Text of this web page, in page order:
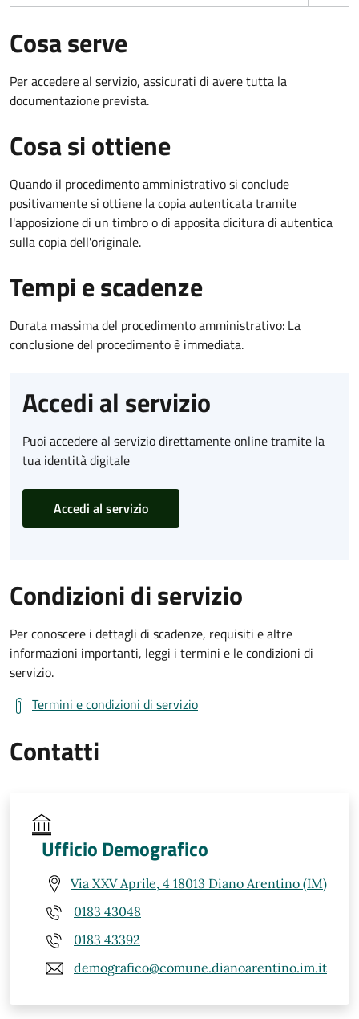
Cosa serve
Per accedere al servizio, assicurati di avere tutta la
documentazione prevista.
Cosa si ottiene
Quando il procedimento amministrativo si conclude
positivamente si ottiene la copia autenticata tramite
l'apposizione di un timbro o di apposita dicitura di autentica
sulla copia dell'originale.
Tempi e scadenze
Durata massima del procedimento amministrativo: La
conclusione del procedimento è immediata.
Accedi al servizio
Puoi accedere al servizio direttamente online tramite la
tua identità digitale
Accedi al servizio
Condizioni di servizio
Per conoscere i dettagli di scadenze, requisiti e altre
informazioni importanti, leggi i termini e le condizioni di
servizio.
Termini e condizioni di servizio
Contatti
Ufficio Demografico
Via XXV Aprile, 4 18013 Diano Arentino (IM)
0183 43048
0183 43392
demografico@comune.dianoarentino.im.it